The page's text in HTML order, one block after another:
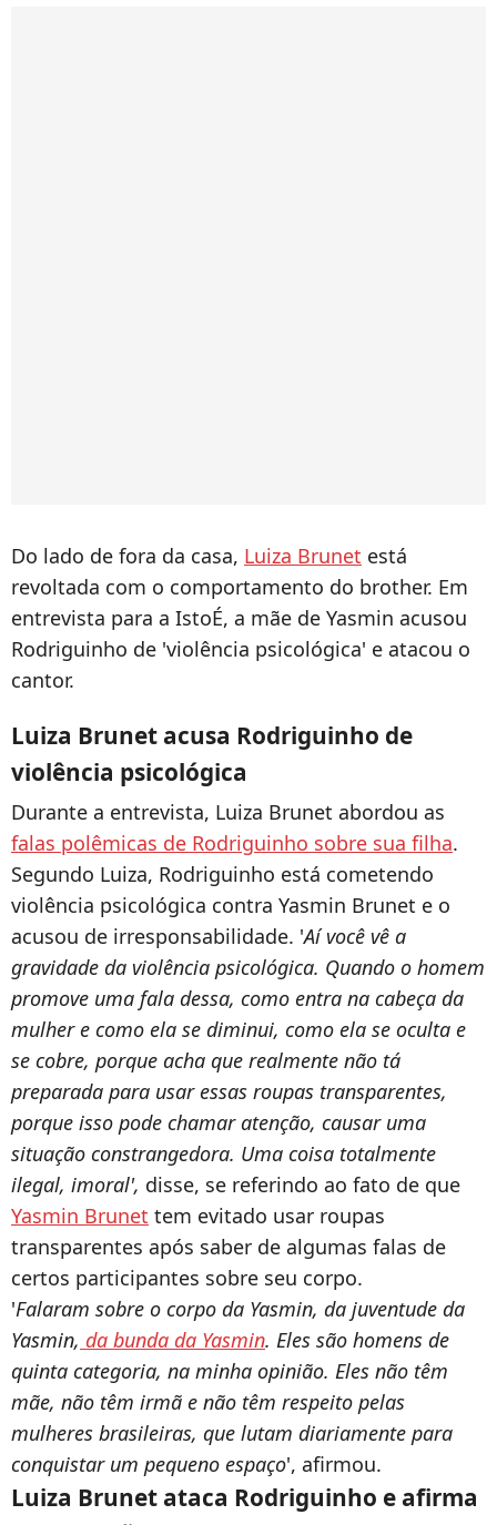
Do lado de fora da casa, Luiza Brunet está
revoltada com o comportamento do brother. Em
entrevista para a IstoÉ, a mãe de Yasmin acusou
Rodriguinho de 'violência psicológica' e atacou o
cantor.
Luiza Brunet acusa Rodriguinho de
violência psicológica
Durante a entrevista, Luiza Brunet abordou as
falas polêmicas de Rodriguinho sobre sua filha.
Segundo Luiza, Rodriguinho está cometendo
violência psicológica contra Yasmin Brunet e o
acusou de irresponsabilidade. 'Aí você vê a
gravidade da violência psicológica. Quando o homem
promove uma fala dessa, como entra na cabeça da
mulher e como ela se diminui, como ela se oculta e
se cobre, porque acha que realmente não tá
preparada para usar essas roupas transparentes,
porque isso pode chamar atenção, causar uma
situação constrangedora. Uma coisa totalmente
ilegal, imoral', disse, se referindo ao fato de que
Yasmin Brunet tem evitado usar roupas
transparentes após saber de algumas falas de
certos participantes sobre seu corpo.
'Falaram sobre o corpo da Yasmin, da juventude da
Yasmin, da bunda da Yasmin. Eles são homens de
quinta categoria, na minha opinião. Eles não têm
mãe, não têm irmã e não têm respeito pelas
mulheres brasileiras, que lutam diariamente para
conquistar um pequeno espaço', afirmou.
Luiza Brunet ataca Rodriguinho e afirma